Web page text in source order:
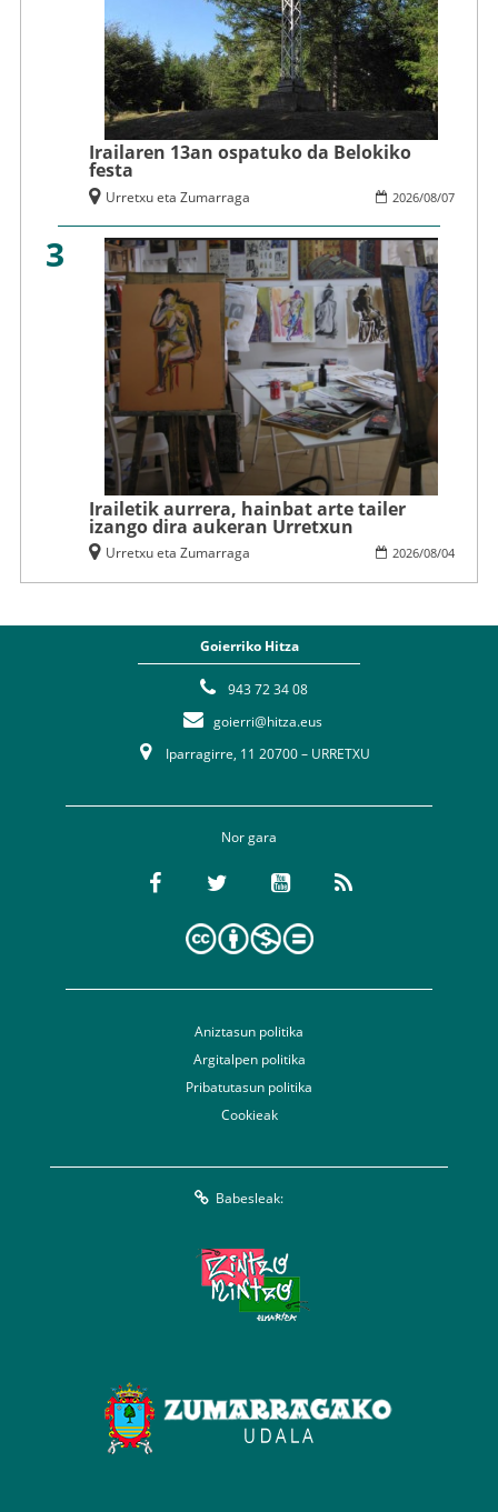
Irailaren 13an ospatuko da Belokiko
festa
2026/08/07
Urretxu eta Zumarraga
3
Irailetik aurrera, hainbat arte tailer
izango dira aukeran Urretxun
2026/08/04
Urretxu eta Zumarraga
Goierriko Hitza
943 72 34 08
goierri@hitza.eus
Iparragirre, 11 20700 – URRETXU
Nor gara
Aniztasun politika
Argitalpen politika
Pribatutasun politika
Cookieak
Babesleak: